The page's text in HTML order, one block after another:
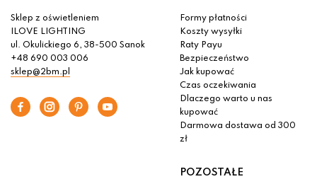
Sklep z oświetleniem
ILOVE LIGHTING
ul. Okulickiego 6, 38-500 Sanok
+48 690 003 006
sklep@2bm.pl
Formy płatności
Koszty wysyłki
Raty Payu
Bezpieczeństwo
Jak kupować
Czas oczekiwania
Dlaczego warto u nas
kupować
Darmowa dostawa od 300
zł
POZOSTAŁE